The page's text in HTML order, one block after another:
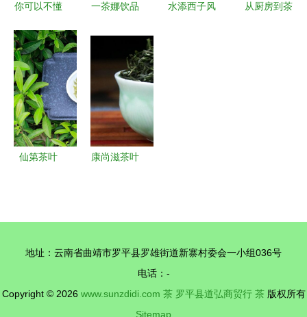
你可以不懂
要喝茶
一茶娜饮品
5.93万元
起，加盟门
槛清晰可见
水添西子风
从厨房到茶
仙第茶叶
康尚滋茶叶
地址：云南省曲靖市罗平县罗雄街道新寨村委会一小组036号
电话：-
Copyright © 2026 www.sunzdidi.com 茶 罗平县道弘商贸行 茶版权所有
Sitemap